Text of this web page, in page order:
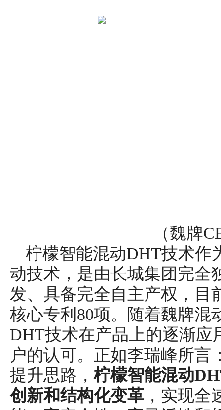
（魏牌
柠檬智能混动DHT技术作
动技术，是由长城集团完全
发、具备完全自主产权，目
核心专利80项。随着魏牌混
DHT技术在产品上的逐渐应
户的认可。正如李瑞峰所言
提升思路，柠檬智能混动
创新和结构化变革 ，实现